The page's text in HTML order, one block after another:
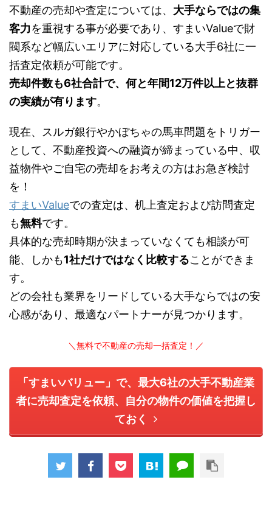
不動産の売却や査定については、 大手ならではの集
客力を重視する事が必要であり、すまいValueで財
閥系など幅広いエリアに対応している大手6社に一
括査定依頼が可能です。
売却件数も6社合計で、何と年間12万件以上と抜群
の実績が有ります。
現在、スルガ銀行やかぼちゃの馬車問題をトリガー
として、不動産投資への融資が締まっている中、収
益物件やご自宅の売却をお考えの方はお急ぎ検討
を！
すまいValueでの査定は、机上査定および訪問査定
も無料です。
具体的な売却時期が決まっていなくても相談が可
能、しかも1社だけではなく比較することができま
す。
どの会社も業界をリードしている大手ならではの安
心感があり、最適なパートナーが見つかります。
＼無料で不動産の売却一括査定！／
「すまいバリュー」で、最大6社の大手不動産業
者に売却査定を依頼、自分の物件の価値を把握し
ておく